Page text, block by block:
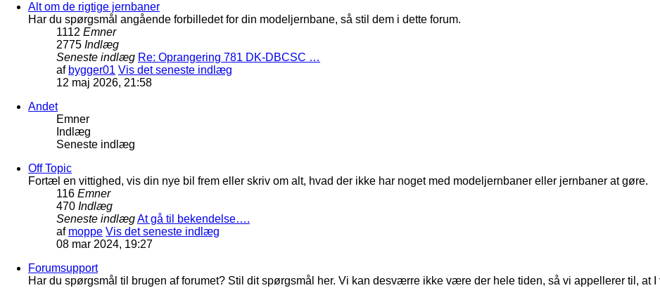
Alt om de rigtige jernbaner
Har du spørgsmål angående forbilledet for din modeljernbane, så stil dem i dette forum.
1112 Emner
2775 Indlæg
Seneste indlæg Re: Oprangering 781 DK-DBCSC …
af bygger01 Vis det seneste indlæg
12 maj 2026, 21:58
Andet
Emner
Indlæg
Seneste indlæg
Off Topic
Fortæl en vittighed, vis din nye bil frem eller skriv om alt, hvad der ikke har noget med modeljernbaner eller jernbaner at gøre.
116 Emner
470 Indlæg
Seneste indlægAt gå til bekendelse….
af moppe Vis det seneste indlæg
08 mar 2024, 19:27
Forumsupport
Har du spørgsmål til brugen af forumet? Stil dit spørgsmål her. Vi kan desværre ikke være der hele tiden, så vi appellerer til, at